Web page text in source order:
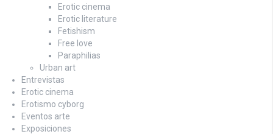
Erotic cinema
Erotic literature
Fetishism
Free love
Paraphilias
Urban art
Entrevistas
Erotic cinema
Erotismo cyborg
Eventos arte
Exposiciones